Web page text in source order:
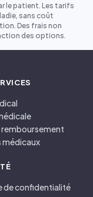
le patient. Les tarifs
sans coût
Des frais non
des options.
remboursement
médicaux
de confidentialité